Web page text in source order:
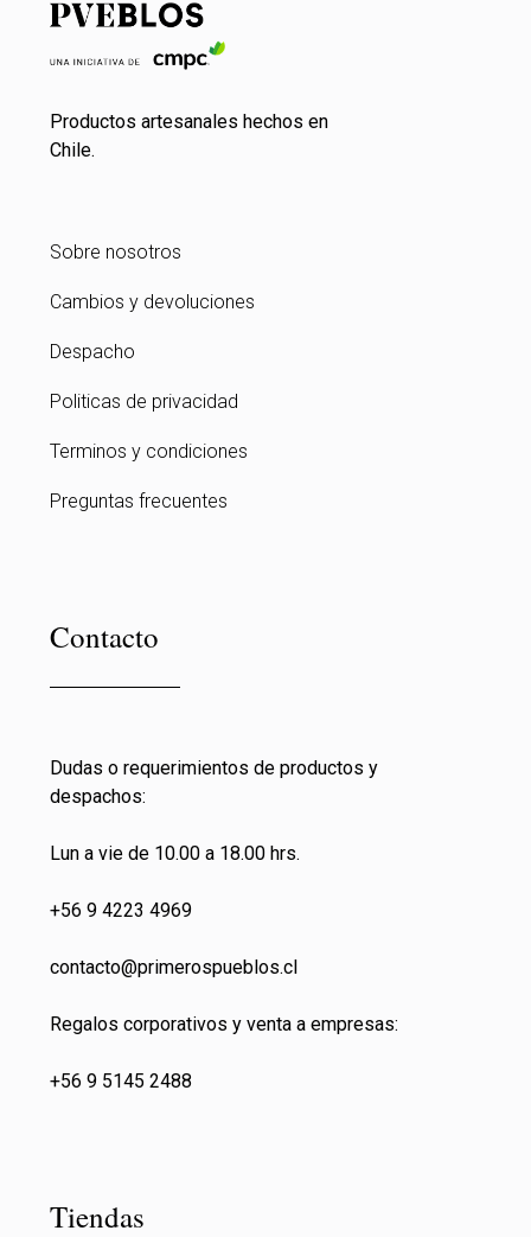
Productos artesanales hechos en
Chile.
Sobre nosotros
Cambios y devoluciones
Despacho
Politicas de privacidad
Terminos y condiciones
Preguntas frecuentes
Contacto
Dudas o requerimientos de productos y
despachos:
Lun a vie de 10.00 a 18.00 hrs.
+56 9 4223 4969
contacto@primerospueblos.cl
Regalos corporativos y venta a empresas:
+56 9 5145 2488
Tiendas